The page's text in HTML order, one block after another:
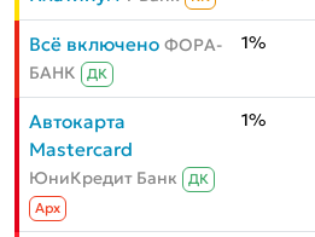
Всё включено ФОРА-
БАНК
ДК
1%
Автокарта
Mastercard
ЮниКредит Банк
ДК
Aрх
1%